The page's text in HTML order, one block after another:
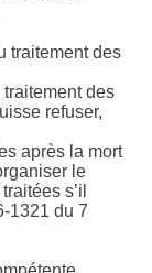
traitement des
traitement des
refuser,
après la mort
le
s’il
1321 du 7